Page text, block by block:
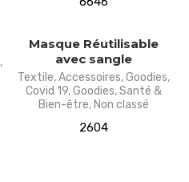
,
Masque Réutilisable
avec sangle
Textile,Accessoires,Goodies,
Covid 19,Goodies,Santé &
Bien-être, Non classé
2604